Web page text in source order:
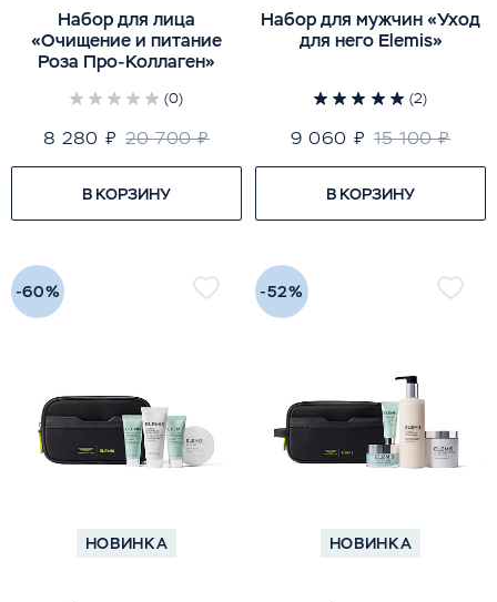
(0)
Набор для лица
«Очищение и питание
Роза Про-Коллаген»
8 280 ₽ 20 700 ₽
В КОРЗИНУ
(2)
Набор для мужчин «Уход
для него Elemis»
9 060 ₽ 15 100 ₽
В КОРЗИНУ
-60%
НОВИНКА
-52%
НОВИНКА